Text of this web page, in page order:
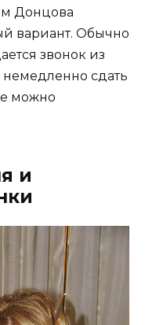
Донцова
вариант. Обычно
звонок из
немедленно сдать
можно
и